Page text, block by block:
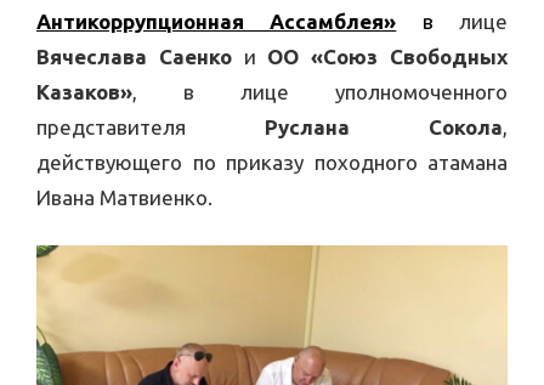
Антикоррупционная Ассамблея» в лице
Вячеслава Саенкои ОО «Союз Свободных
Казаков», в лице уполномоченного
представителя Руслана Сокола,
действующего по приказу походного атамана
Ивана Матвиенко.